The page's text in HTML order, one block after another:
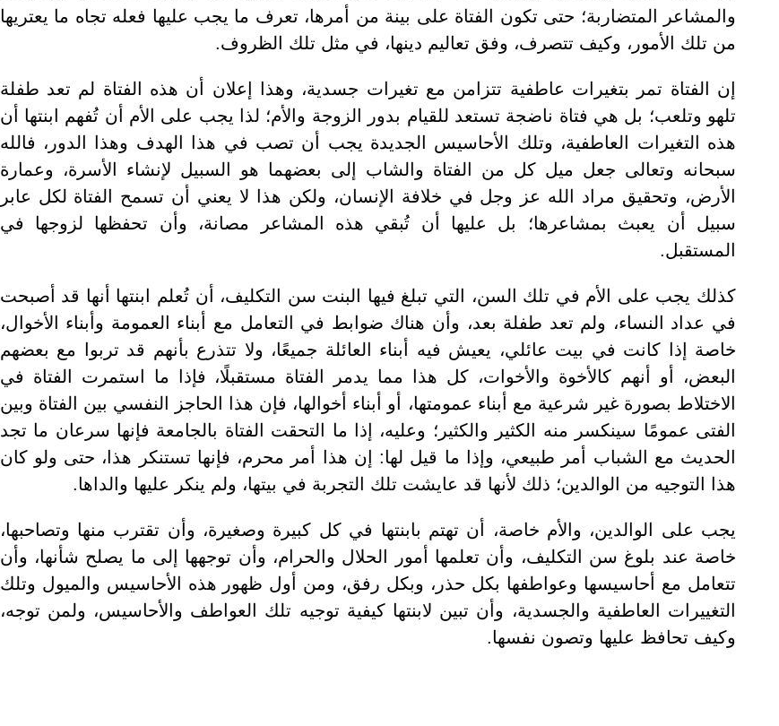
والمشاعر المتضاربة؛ حتى تكون الفتاة على بينة من أمرها، تعرف ما يجب عليها فعله تجاه ما يعتريها
من تلك الأمور، وكيف تتصرف، وفق تعاليم دينها، في مثل تلك الظروف.
إن الفتاة تمر بتغيرات عاطفية تتزامن مع تغيرات جسدية، وهذا إعلان أن هذه الفتاة لم تعد طفلة
تلهو وتلعب؛ بل هي فتاة ناضجة تستعد للقيام بدور الزوجة والأم؛ لذا يجب على الأم أن تُفهم ابنتها أن
هذه التغيرات العاطفية، وتلك الأحاسيس الجديدة يجب أن تصب في هذا الهدف وهذا الدور، فالله
سبحانه وتعالى جعل ميل كل من الفتاة والشاب إلى بعضهما هو السبيل لإنشاء الأسرة، وعمارة
الأرض، وتحقيق مراد الله عز وجل في خلافة الإنسان، ولكن هذا لا يعني أن تسمح الفتاة لكل عابر
سبيل أن يعبث بمشاعرها؛ بل عليها أن تُبقي هذه المشاعر مصانة، وأن تحفظها لزوجها في
المستقبل.
كذلك يجب على الأم في تلك السن، التي تبلغ فيها البنت سن التكليف، أن تُعلم ابنتها أنها قد أصبحت
في عداد النساء، ولم تعد طفلة بعد، وأن هناك ضوابط في التعامل مع أبناء العمومة وأبناء الأخوال،
خاصة إذا كانت في بيت عائلي، يعيش فيه أبناء العائلة جميعًا، ولا تتذرع بأنهم قد تربوا مع بعضهم
البعض، أو أنهم كالأخوة والأخوات، كل هذا مما يدمر الفتاة مستقبلًا، فإذا ما استمرت الفتاة في
الاختلاط بصورة غير شرعية مع أبناء عمومتها، أو أبناء أخوالها، فإن هذا الحاجز النفسي بين الفتاة وبين
الفتى عمومًا سينكسر منه الكثير والكثير؛ وعليه، إذا ما التحقت الفتاة بالجامعة فإنها سرعان ما تجد
الحديث مع الشباب أمر طبيعي، وإذا ما قيل لها: إن هذا أمر محرم، فإنها تستنكر هذا، حتى ولو كان
هذا التوجيه من الوالدين؛ ذلك لأنها قد عايشت تلك التجربة في بيتها، ولم ينكر عليها والداها.
يجب على الوالدين، والأم خاصة، أن تهتم بابنتها في كل كبيرة وصغيرة، وأن تقترب منها وتصاحبها،
خاصة عند بلوغ سن التكليف، وأن تعلمها أمور الحلال والحرام، وأن توجهها إلى ما يصلح شأنها، وأن
تتعامل مع أحاسيسها وعواطفها بكل حذر، وبكل رفق، ومن أول ظهور هذه الأحاسيس والميول وتلك
التغييرات العاطفية والجسدية، وأن تبين لابنتها كيفية توجيه تلك العواطف والأحاسيس، ولمن توجه،
وكيف تحافظ عليها وتصون نفسها.